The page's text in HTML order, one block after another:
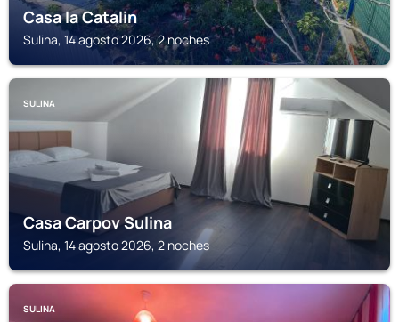
Casa la Catalin
Sulina, 14 agosto 2026, 2 noches
SULINA
Casa Carpov Sulina
Sulina, 14 agosto 2026, 2 noches
SULINA